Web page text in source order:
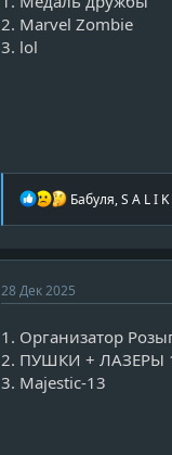
2. Marvel Zombie
3. lol
Р
а
ц
и
и
Бабуля,S A L I K
28 Дек 2025
1. Организатор
2. ПУШКИ + ЛАЗЕРЫ 1
3. Majestic-13